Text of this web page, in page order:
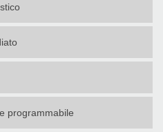
programmabile